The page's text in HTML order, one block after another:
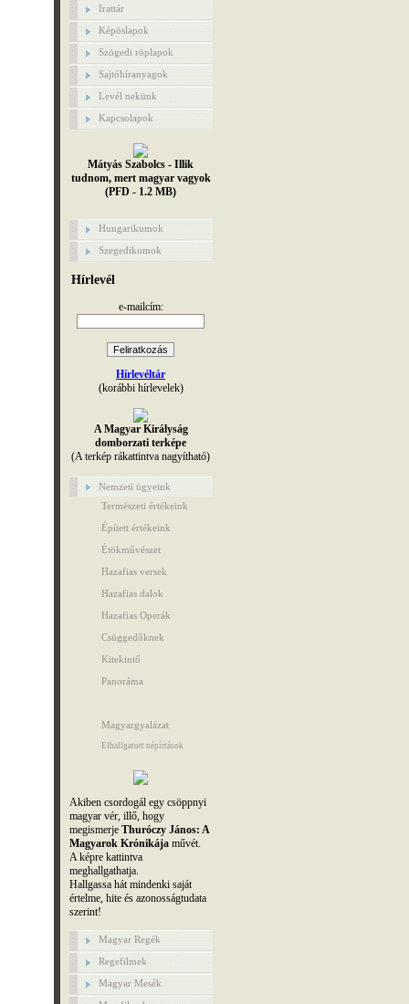
Irattár
Képöslapok
Szögedi röplapok
Sajtóhíranyagok
Levél nekünk
Kapcsolapok
Mátyás Szabolcs - Illik
tudnom, mert magyar vagyok
(PFD - 1.2 MB)
Hungarikumok
Szegedikumok
Hírlevél
e-mailcím:
Hírlevéltár
(korábbi hírlevelek)
A Magyar Királyság
domborzati terképe
(A terkép rákattintva nagyítható)
Nemzeti ügyeink
Természeti értékeink
Épített értékeink
Étökművészet
Hazafias versek
Hazafias dalok
Hazafias Operák
Csüggedőknek
Kitekintő
Panoráma
Magyargyalázat
Elhallgatott népírtások
Akiben csordogál egy csöppnyi
magyar vér, illő, hogy
megismerje Thuróczy János: A
Magyarok Krónikájaművét.
A képre kattintva
meghallgathatja.
Hallgassa hát mindenki saját
értelme, hite és azonosságtudata
szerint!
Magyar Regék
Regefilmek
Magyar Mesék